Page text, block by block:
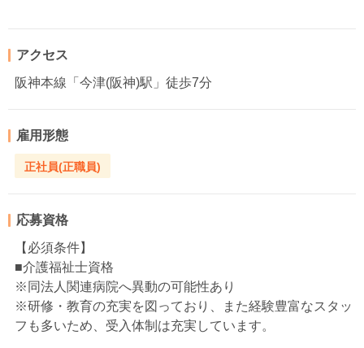
アクセス
阪神本線「今津(阪神)駅」徒歩7分
雇用形態
正社員(正職員)
応募資格
【必須条件】
■介護福祉士資格
※同法人関連病院へ異動の可能性あり
※研修・教育の充実を図っており、また経験豊富なスタッ
フも多いため、受入体制は充実しています。